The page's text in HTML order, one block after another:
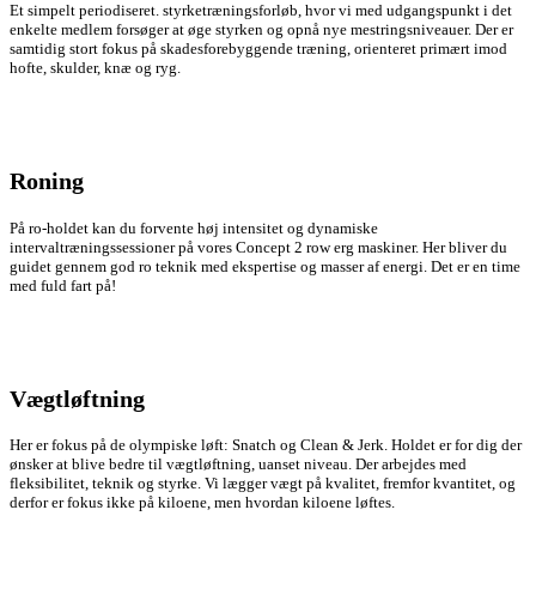
Et simpelt periodiseret. styrketræningsforløb, hvor vi med udgangspunkt i det
enkelte medlem forsøger at øge styrken og opnå nye mestringsniveauer. Der er
samtidig stort fokus på skadesforebyggende træning, orienteret primært imod
hofte, skulder, knæ og ryg.
Roning
På ro-holdet kan du forvente høj intensitet og dynamiske
intervaltræningssessioner på vores Concept 2 row erg maskiner. Her bliver du
guidet gennem god ro teknik med ekspertise og masser af energi. Det er en time
med fuld fart på!
Vægtløftning
Her er fokus på de olympiske løft: Snatch og Clean & Jerk. Holdet er for dig der
ønsker at blive bedre til vægtløftning, uanset niveau. Der arbejdes med
fleksibilitet, teknik og styrke. Vi lægger vægt på kvalitet, fremfor kvantitet, og
derfor er fokus ikke på kiloene, men hvordan kiloene løftes.